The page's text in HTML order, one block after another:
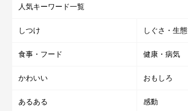
人気キーワード一覧
しつけ しぐさ・生態
食事・フード 健康・病気
かわいい おもしろ
あるある 感動